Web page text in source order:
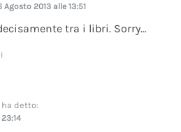
Agosto 2013 alle 13:51
tra i libri. Sorry…
ha detto: